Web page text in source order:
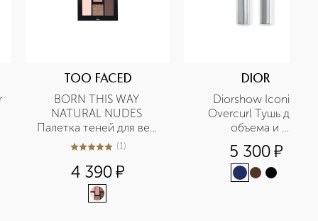
TOO FACED
BORN THIS WAY
NATURAL NUDES
Палетка теней для век
Cold Smolder Nudes
5из 51 (1)
4 390¤
DIOR
Diorshow Iconic
Overcurl Тушь для
объема и
подкручивания ресниц
5 300¤